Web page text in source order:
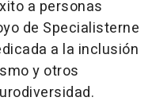
a personas
de Specialisterne
a la inclusión
y otros